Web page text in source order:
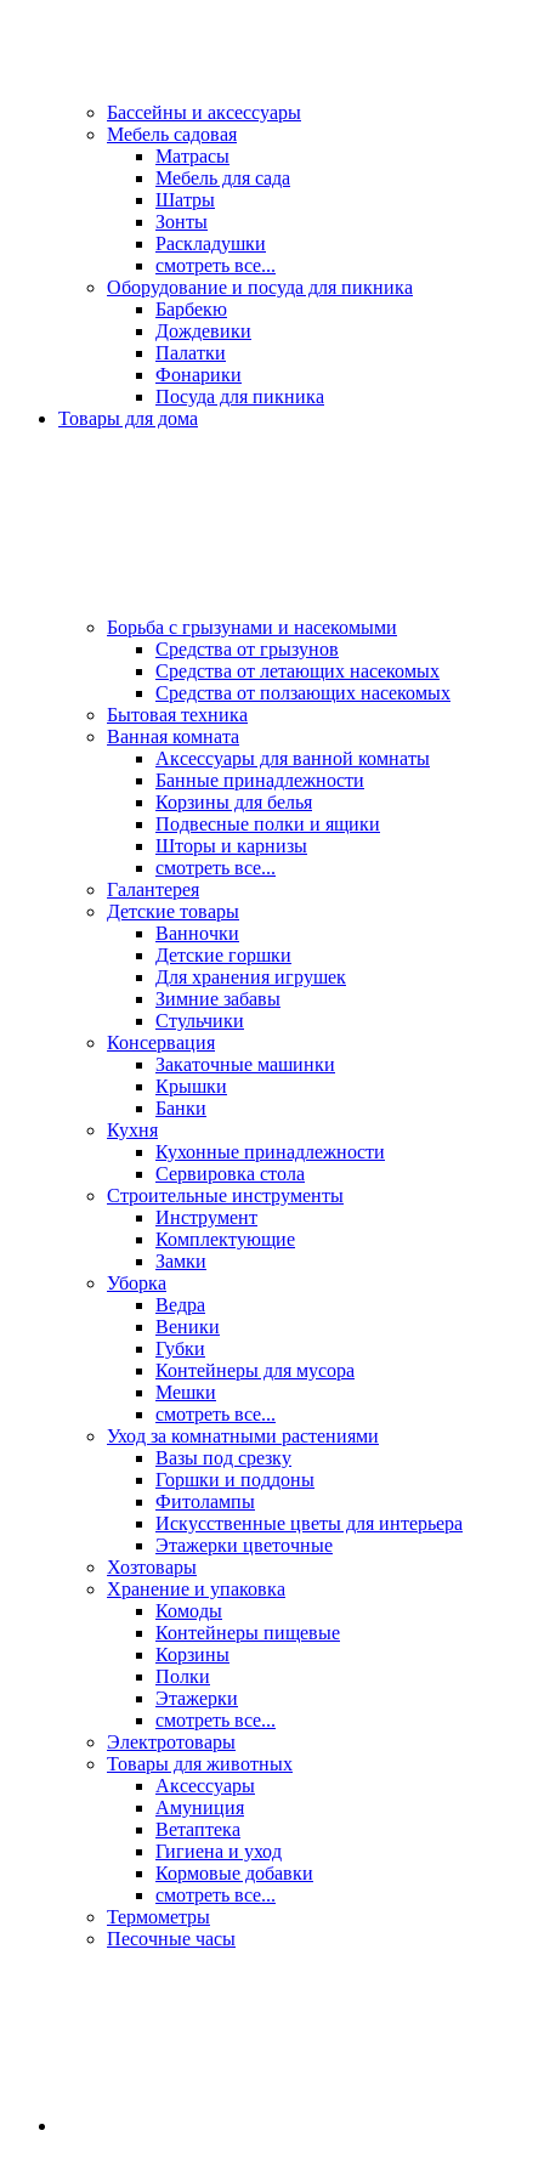
Бассейны и аксессуары
Мебель садовая
Матрасы
Мебель для сада
Шатры
Зонты
Раскладушки
смотреть все...
Оборудование и посуда для пикника
Барбекю
Дождевики
Палатки
Фонарики
Посуда для пикника
Товары для дома
Борьба с грызунами и насекомыми
Средства от грызунов
Средства от летающих насекомых
Средства от ползающих насекомых
Бытовая техника
Ванная комната
Аксессуары для ванной комнаты
Банные принадлежности
Корзины для белья
Подвесные полки и ящики
Шторы и карнизы
смотреть все...
Галантерея
Детские товары
Ванночки
Детские горшки
Для хранения игрушек
Зимние забавы
Стульчики
Консервация
Закаточные машинки
Крышки
Банки
Кухня
Кухонные принадлежности
Сервировка стола
Строительные инструменты
Инструмент
Комплектующие
Замки
Уборка
Ведра
Веники
Губки
Контейнеры для мусора
Мешки
смотреть все...
Уход за комнатными растениями
Вазы под срезку
Горшки и поддоны
Фитолампы
Искусственные цветы для интерьера
Этажерки цветочные
Хозтовары
Хранение и упаковка
Комоды
Контейнеры пищевые
Корзины
Полки
Этажерки
смотреть все...
Электротовары
Товары для животных
Аксессуары
Амуниция
Ветаптека
Гигиена и уход
Кормовые добавки
смотреть все...
Термометры
Песочные часы